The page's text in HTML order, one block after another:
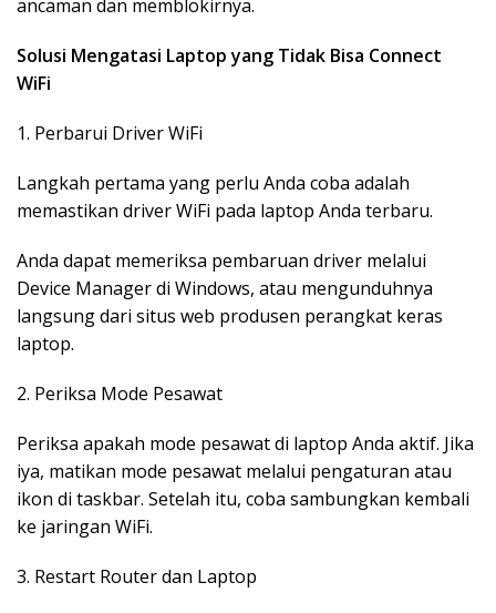
ancaman dan memblokirnya.
Solusi Mengatasi Laptop yang Tidak Bisa Connect
WiFi
1. Perbarui Driver WiFi
Langkah pertama yang perlu Anda coba adalah
memastikan driver WiFi pada laptop Anda terbaru.
Anda dapat memeriksa pembaruan driver melalui
Device Manager di Windows, atau mengunduhnya
langsung dari situs web produsen perangkat keras
laptop.
2. Periksa Mode Pesawat
Periksa apakah mode pesawat di laptop Anda aktif. Jika
iya, matikan mode pesawat melalui pengaturan atau
ikon di taskbar. Setelah itu, coba sambungkan kembali
ke jaringan WiFi.
3. Restart Router dan Laptop